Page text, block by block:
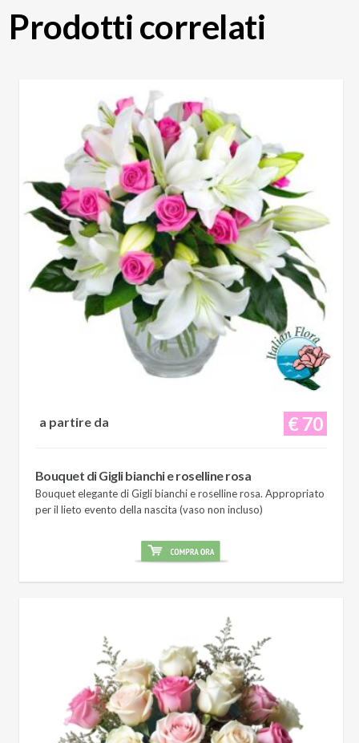
Prodotti correlati
€ 70
a partire da
Bouquet di Gigli bianchi e roselline rosa
Bouquet elegante di Gigli bianchi e roselline rosa. Appropriato
per il lieto evento della nascita (vaso non incluso)